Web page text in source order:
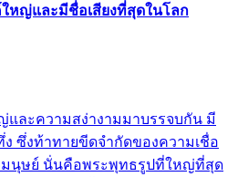
หญ่และมีชื่อเสียงที่สุดในโลก
และความสง่างามมาบรรจบกัน มี
ซึ่งท้าทายขีดจำกัดของความเชื่อ
มนุษย์ นั่นคือพระพุทธรูปที่ใหญ่ที่สุด